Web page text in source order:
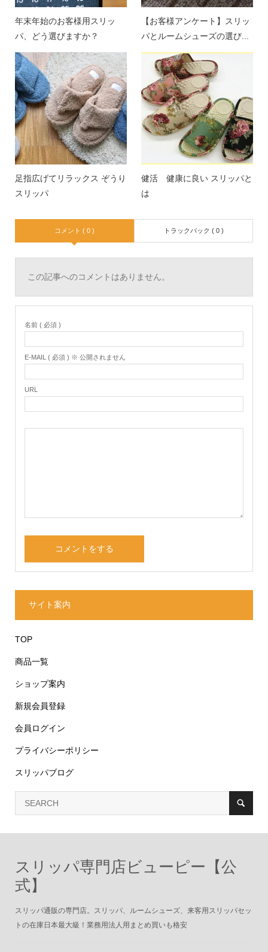
年末年始のお客様用スリッ
パ、どう選びますか？
【お客様アンケート】スリッ
パとルームシューズの選び...
足指広げてリラックス ぞうり
スリッパ
健活 健康に良い スリッパと
は
コメント ( 0 ) トラックバック ( 0 )
この記事へのコメントはありません。
名前 ( 必須 )
E-MAIL ( 必須 ) ※ 公開されません
URL
サイト案内
TOP
商品一覧
ショップ案内
新規会員登録
会員ログイン
プライバシーポリシー
スリッパブログ
スリッパ専門店ビューピー【公
式】
スリッパ通販の専門店。スリッパ、ルームシューズ、来客用スリッパセッ
トの在庫日本最大級！業務用法人用まとめ買いも格安